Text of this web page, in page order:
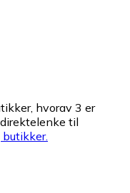
hvorav 3 er
til